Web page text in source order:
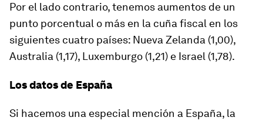
Por el lado contrario, tenemos aumentos de un
punto porcentual o más en la cuña fiscal en los
siguientes cuatro países: Nueva Zelanda (1,00),
Australia (1,17), Luxemburgo (1,21) e Israel (1,78).
Los datos de España
Si hacemos una especial mención a España, la